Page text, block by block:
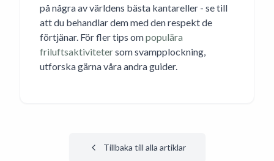
på några av världens bästa kantareller - se till
att du behandlar dem med den respekt de
förtjänar. För fler tips ompopulära
friluftsaktivitetersom svampplockning,
utforska gärna våra andra guider.
Tillbaka till alla artiklar